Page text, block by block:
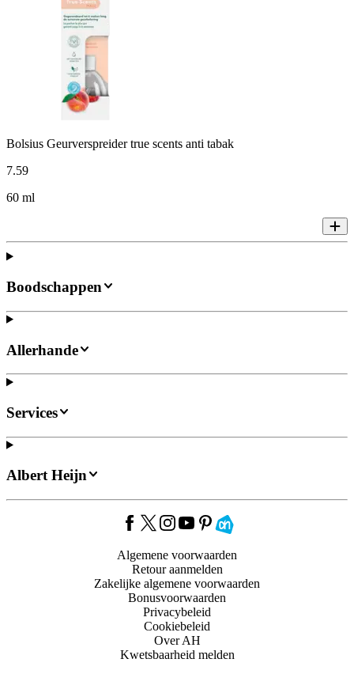
Bolsius Geurverspreider true scents anti tabak
7.59
60 ml
Boodschappen
Allerhande
Services
Albert Heijn
Algemene voorwaarden
Retour aanmelden
Zakelijke algemene voorwaarden
Bonusvoorwaarden
Privacybeleid
Cookiebeleid
Over AH
Kwetsbaarheid melden